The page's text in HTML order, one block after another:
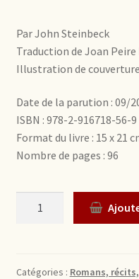
Par John Steinbeck
Traduction de Joan Peire
Illustration de
Date de la parution : 09/
ISBN : 978-2-916718-56-9
Format du livre : 15 x 21
Nombre de pages : 96
Catégories : Romans,